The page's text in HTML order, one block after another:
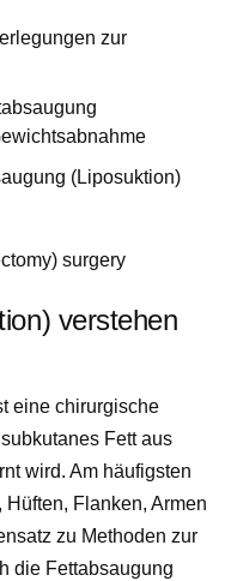
zur
(Liposuktion)
verstehen
eine chirurgische
Fett aus
wird. Am häufigsten
Flanken, Armen
zu Methoden zur
die Fettabsaugung